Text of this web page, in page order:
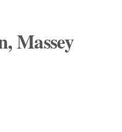
Massey